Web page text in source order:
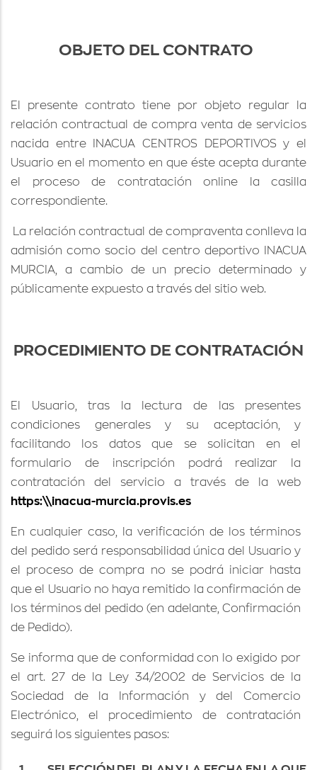
OBJETO DEL CONTRATO
El presente contrato tiene por objeto regular la
relación contractual de compra venta de servicios
nacida entre INACUA CENTROS DEPORTIVOS y el
Usuario en el momento en que éste acepta durante
el proceso de contratación online la casilla
correspondiente.
La relación contractual de compraventa conlleva la
admisión como socio del centro deportivo INACUA
MURCIA, a cambio de un precio determinado y
públicamente expuesto a través del sitio web.
PROCEDIMIENTO DE CONTRATACIÓN
El Usuario, tras la lectura de las presentes
condiciones generales y su aceptación, y
facilitando los datos que se solicitan en el
formulario de inscripción podrá realizar la
contratación del servicio a través de la web
https:\\inacua-murcia.provis.es
En cualquier caso, la verificación de los términos
del pedido será responsabilidad única del Usuario y
el proceso de compra no se podrá iniciar hasta
que el Usuario no haya remitido la confirmación de
los términos del pedido (en adelante, Confirmación
de Pedido).
Se informa que de conformidad con lo exigido por
el art. 27 de la Ley 34/2002 de Servicios de la
Sociedad de la Información y del Comercio
Electrónico, el procedimiento de contratación
seguirá los siguientes pasos: